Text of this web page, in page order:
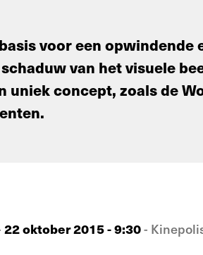
voor een
van het visuele
uniek concept, zoals de
22 oktober 2015 - 9:30-